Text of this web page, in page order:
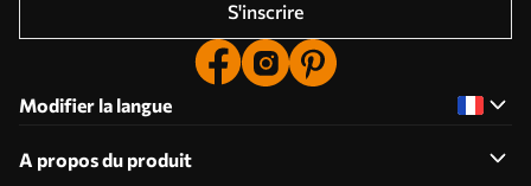
S'inscrire
Modifier la langue
A propos du produit